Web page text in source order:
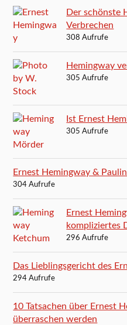
Der schönste
Verbrechen
308 Aufrufe
Hemingway
305 Aufrufe
Ist Ernest
305 Aufrufe
Ernest Hemingway &
304 Aufrufe
Ernest
kompliziertes
296 Aufrufe
Das Lieblingsgericht des
294 Aufrufe
10 Tatsachen über Ernest
überraschen werden